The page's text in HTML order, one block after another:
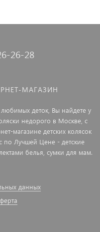
26-28
МАГАЗИН
деток, Вы найдете у
недорого в Москве, с
магазине детских колясок
по Лучшей Цене - детские
белья, сумки для мам.
данных